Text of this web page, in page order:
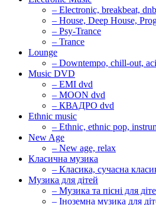
– Electronic, breakbeat,
– House, Deep House,
– Psy-Trance
– Trance
Lounge
– Downtempo, chill-out,
Music DVD
– EMI dvd
– MOON dvd
– КВАДРО dvd
Ethnic music
– Ethnic, ethnic pop,
New Age
– New age, relax
Класична музика
– Класика, сучасна
Музика для дітей
– Музика та пісні для
– Іноземна музика для